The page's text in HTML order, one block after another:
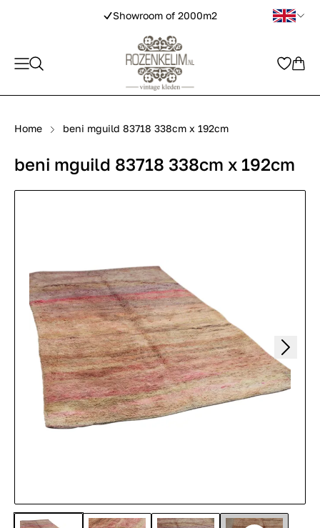
Showroom of 2000m2
Home beni mguild 83718 338cm x 192cm
beni mguild 83718 338cm x 192cm